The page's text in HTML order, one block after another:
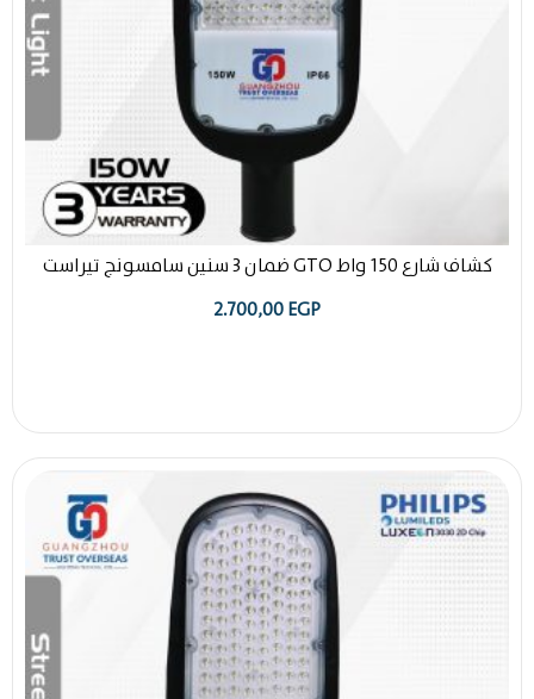
كشاف شارع 150 واط GTO ضمان 3 سنين سامسونج تيراست
2.700,00EGP